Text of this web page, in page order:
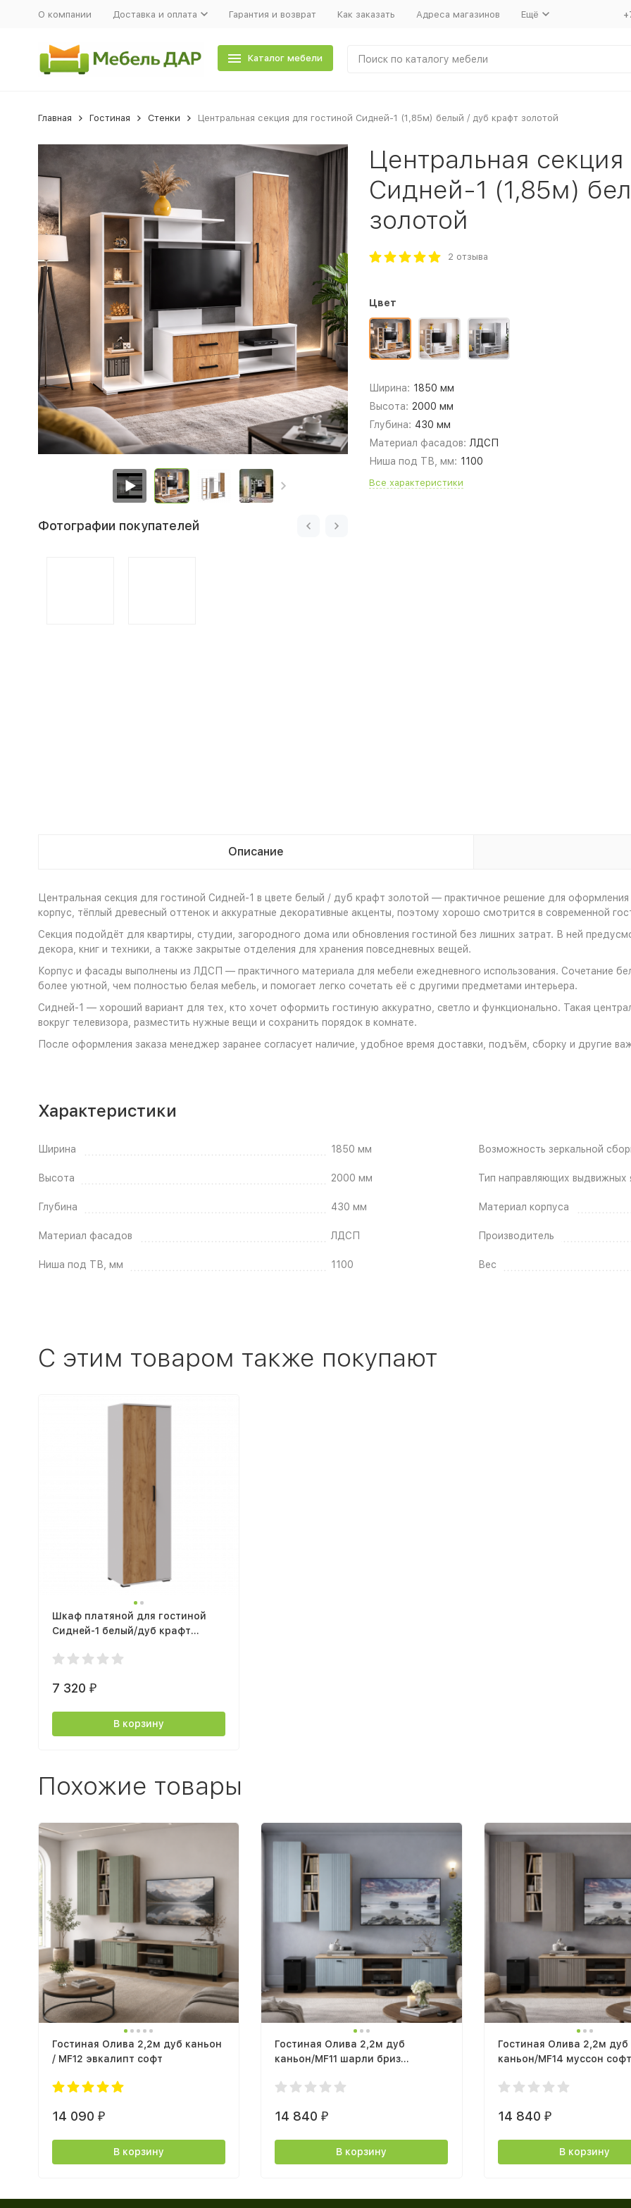
О компании Доставка и оплата Гарантия и возврат Как заказать Адреса магазинов Ещё
Каталог мебели
Главная Гостиная Стенки Центральная секция для гостиной Сидней-1 (1,85м) белый / дуб крафт золотой
Фотографии покупателей
Центральная
Сидней-1 (1,85м)
золотой
2 отзыва
Цвет
Ширина: 1850 мм
Высота: 2000 мм
Глубина: 430 мм
Материал фасадов: ЛДСП
Ниша под ТВ, мм: 1100
Все характеристики
Описание
Центральная секция для гостиной Сидней-1 в цвете белый / дуб крафт золотой — практичное решение для
корпус, тёплый древесный оттенок и аккуратные декоративные акценты, поэтому хорошо смотрится в современной
Секция подойдёт для квартиры, студии, загородного дома или обновления гостиной без лишних затрат. В ней
декора, книг и техники, а также закрытые отделения для хранения повседневных вещей.
Корпус и фасады выполнены из ЛДСП — практичного материала для мебели ежедневного использования. Сочетание
более уютной, чем полностью белая мебель, и помогает легко сочетать её с другими предметами интерьера.
Сидней-1 — хороший вариант для тех, кто хочет оформить гостиную аккуратно, светло и функционально. Такая
вокруг телевизора, разместить нужные вещи и сохранить порядок в комнате.
После оформления заказа менеджер заранее согласует наличие, удобное время доставки, подъём, сборку и другие
Характеристики
Ширина 1850 мм
Высота 2000 мм
Глубина 430 мм
Материал фасадов ЛДСП
Ниша под ТВ, мм 1100
Возможность зеркальной
Тип направляющих выдвижных
Материал корпуса
Производитель
Вес
C этим товаром также покупают
Шкаф платяной для гостиной
Сидней-1 белый/дуб крафт
7 320 ₽
В корзину
Похожие товары
Гостиная Олива 2,2м дуб каньон
/ MF12 эвкалипт софт
14 090 ₽
В корзину
Гостиная Олива 2,2м дуб
каньон/MF11 шарли бриз
14 840₽
В корзину
Гостиная Олива 2,2м дуб
каньон/MF14 муссон софт
14 840 ₽
В корзину